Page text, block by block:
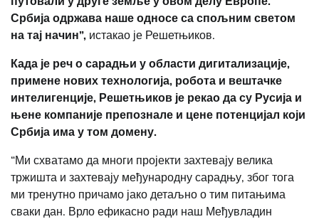
Србија одржава наше односе са спољним светом
на тај начин”, истакао је Решетњиков.
Када је реч о сарадњи у области дигитализације,
примене нових технологија, робота и вештачке
интелигенције, Решетњиков је рекао да су Русија и
њене компаније препознале и цене потенцијал који
Србија има у том домену.
“Ми схватамо да многи пројекти захтевају велика
тржишта и захтевају међународну сарадњу, због тога
ми тренутно причамо јако детаљно о тим питањима
сваки дан. Врло ефикасно ради наш Међувладин